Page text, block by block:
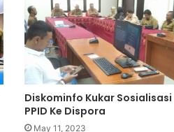
Diskominfo Kukar Sosialisasi
PPID Ke Dispora
May 11, 2023